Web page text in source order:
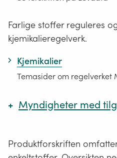
Farlige stoffer reguleres
kjemikalieregelverk.
Kjemikalier
Temasider om
Myndigheter med
+Arbeidstilsynet
Produktforskriften